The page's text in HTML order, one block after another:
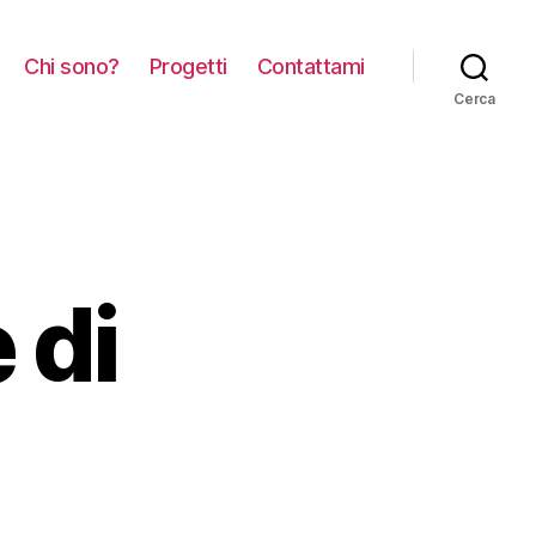
Chi sono? Progetti Contattami
Cerca
di